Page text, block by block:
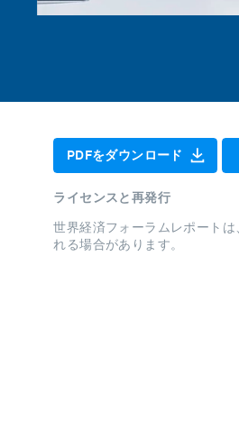
PDFをダウンロード
ライセンスと再発行
世界経済フォーラムレポートは
れる場合があります。